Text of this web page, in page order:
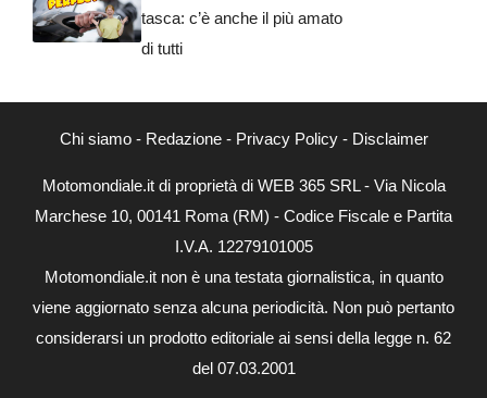
tasca: c’è anche il più amato
di tutti
Chi siamo- Redazione- Privacy Policy- Disclaimer
Motomondiale.it di proprietà di WEB 365 SRL - Via Nicola
Marchese 10, 00141 Roma (RM) - Codice Fiscale e Partita
I.V.A. 12279101005
Motomondiale.it non è una testata giornalistica, in quanto
viene aggiornato senza alcuna periodicità. Non può pertanto
considerarsi un prodotto editoriale ai sensi della legge n. 62
del 07.03.2001